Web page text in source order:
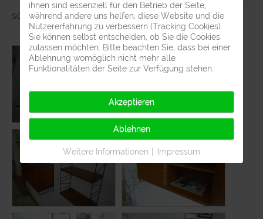
SOLD
ihnen sind essenziell für den Betrieb der Seite,
während andere uns helfen, diese Website und die
Nutzererfahrung zu verbessern (Tracking Cookies).
Sie können selbst entscheiden, ob Sie die Cookies
zulassen möchten. Bitte beachten Sie, dass bei einer
Ablehnung womöglich nicht mehr alle
Funktionalitäten der Seite zur Verfügung stehen.
Akzeptieren
Ablehnen
Weitere Informationen Impressum